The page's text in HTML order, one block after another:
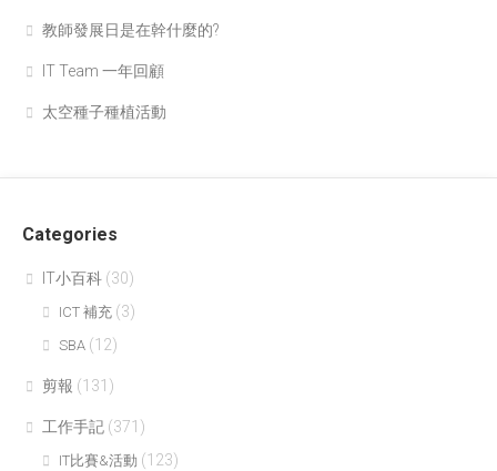
教師發展日是在幹什麼的?
IT Team 一年回顧
太空種子種植活動
Categories
IT小百科 (30)
ICT 補充 (3)
SBA (12)
剪報 (131)
工作手記 (371)
IT比賽&活動 (123)